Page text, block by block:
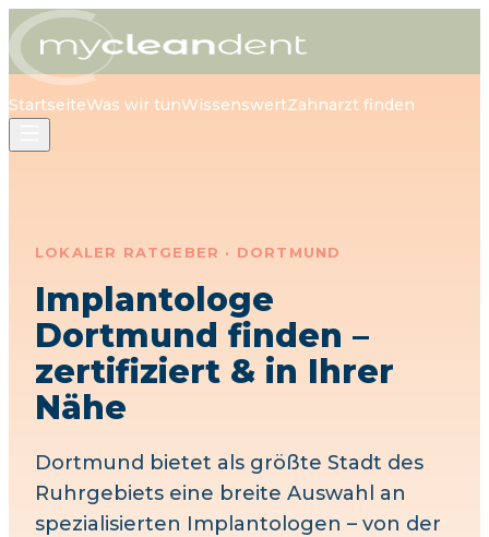
StartseiteWas wir tunWissenswertZahnarzt finden
LOKALER RATGEBER · DORTMUND
Implantologe
Dortmund finden –
zertifiziert & in Ihrer
Nähe
Dortmund bietet als größte Stadt des
Ruhrgebiets eine breite Auswahl an
spezialisierten Implantologen – von der